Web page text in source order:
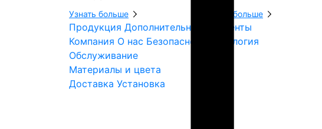
Узнать больше Узнать больше
Продукция Дополнительные элементы
Компания О нас Безопасность
Экология
Обслуживание
Материалы и цвета
Доставка Установка